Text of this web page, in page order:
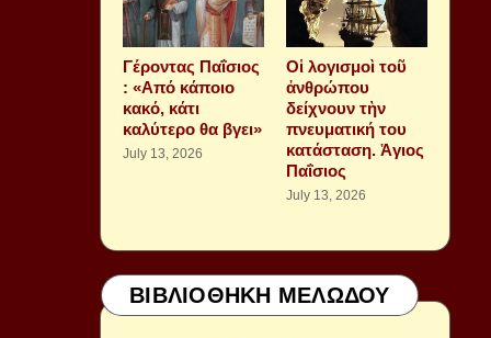
Γέροντας Παΐσιος
: «Από κάποιο
κακό, κάτι
καλύτερο θα βγει»
July 13, 2026
Οἱ λογισμοὶ τοῦ
ἀνθρώπου
δείχνουν τὴν
πνευματική του
κατάσταση. Ἁγιος
Παΐσιος
July 13, 2026
ΒΙΒΛΙΟΘΗΚΗ ΜΕΛΩΔΟΥ